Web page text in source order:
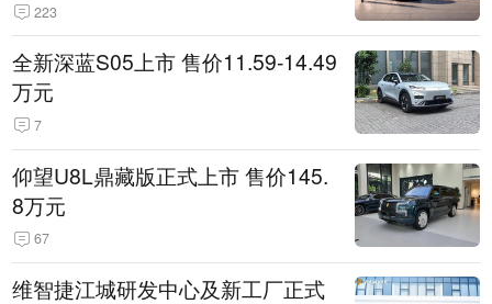
223
全新深蓝S05上市 售价11.59-14.49
万元
7
仰望U8L鼎藏版正式上市 售价145.
8万元
67
维智捷江城研发中心及新工厂正式